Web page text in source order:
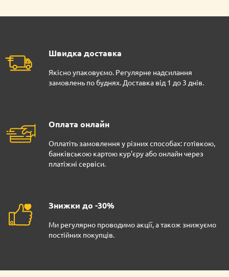
Швидка доставка
Якісно упаковуємо. Регулярне надсилання
замовлень по буднях. Доставка від 1 до 3 днів.
Оплата онлайн
Оплатіть замовлення у різних способах: готівкою,
банківською картою кур'єру або онлайн через
платіжні сервіси.
Знижки до -30%
Ми регулярно проводимо акції, а також знижуємо
постійних покупців.